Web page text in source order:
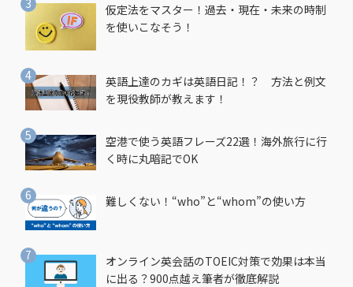
仮定法をマスター！過去・現在・未来の時制
を使いこなそう！
英語上達のカギは英語日記！？ 方法と例文
を現役教師が教えます！
空港で使う英語フレーズ22選！海外旅行に行
く時に丸暗記でOK
難しくない！“who”と“whom”の使い方
オンライン英会話のTOEIC対策で効果は本当
に出る？900点越え筆者が徹底解説